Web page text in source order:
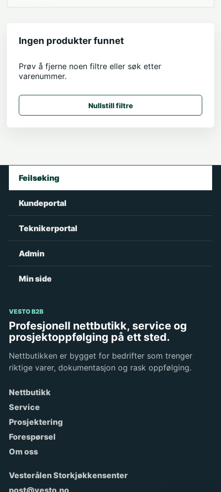
Ingen produkter funnet
Prøv å fjerne noen filtre eller søk etter
varenummer.
Nullstill filtre
Feilsøking
Kundeportal
Teknikerportal
Admin
Min side
VESTO B2B
Profesjonell nettbutikk, service og
prosjektoppfølging på ett sted.
Nettbutikken er bygget for bedrifter som trenger
riktige varer, dokumentasjon og rask oppfølging.
Nettbutikk
Service
Prosjektering
Forespørsel
Om oss
Vesterålen Storkjøkkensenter